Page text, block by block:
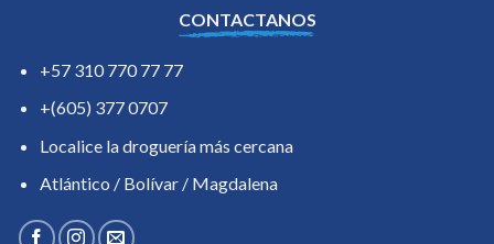
CONTACTANOS
+57 310 770 77 77
+(605) 377 0707
Localice la droguería más cercana
Atlántico / Bolívar / Magdalena